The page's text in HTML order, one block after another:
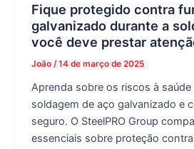
Fique protegido contra
galvanizado durante a
você deve prestar
João /14 de março de 2025
Aprenda sobre os riscos à
soldagem de aço galvanizado e
seguro. O SteelPRO Group
essenciais sobre proteção